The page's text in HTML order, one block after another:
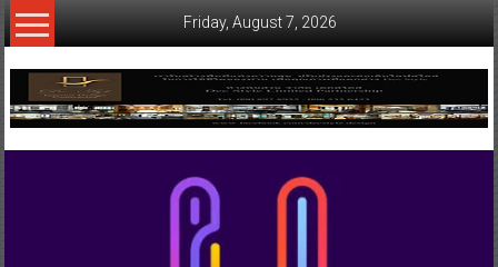
Skip
to
Friday, August 7, 2026
www.ujunctionnews.com
เว็บ
ข่าว